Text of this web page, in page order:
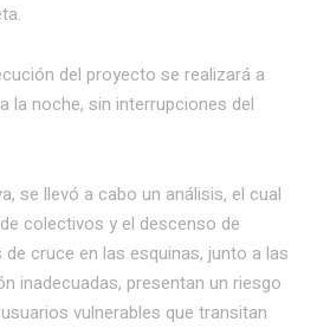
del proyecto se realizará a
la noche, sin interrupciones del
se llevó a cabo un análisis, el cual
colectivos y el descenso de
cruce en las esquinas, junto a las
inadecuadas, presentan un riesgo
vulnerables que transitan